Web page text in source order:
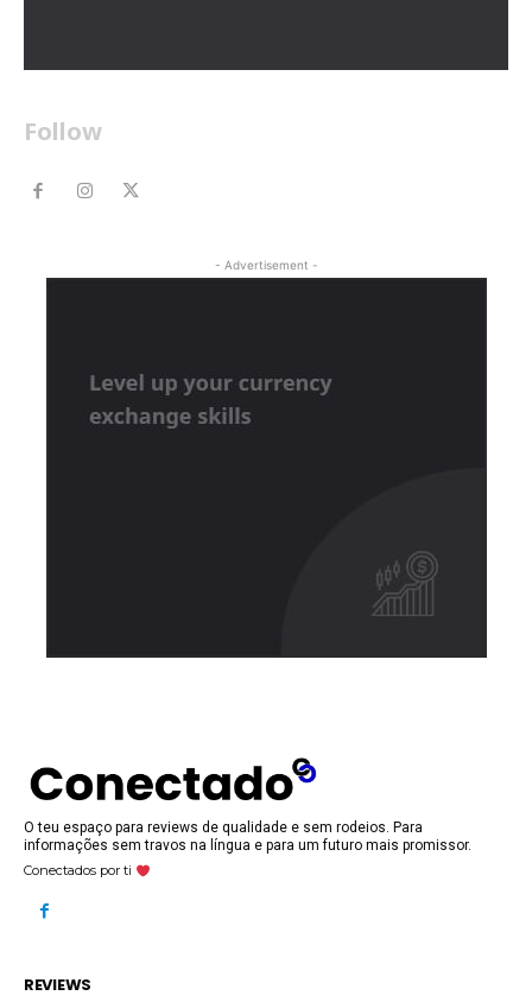
Follow
- Advertisement -
O teu espaço para reviews de qualidade e sem rodeios. Para
informações sem travos na língua e para um futuro mais promissor.
Conectados por ti
REVIEWS